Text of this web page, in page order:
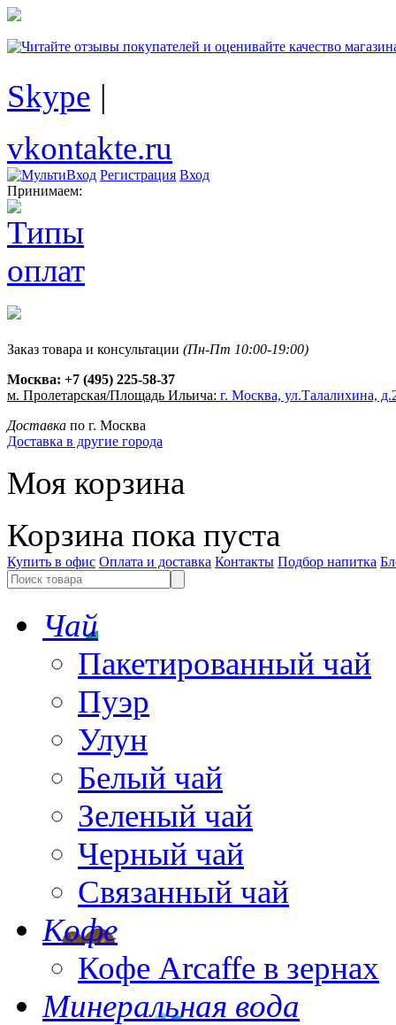
Skype |
vkontakte.ru
Регистрация Вход
Принимаем:
Заказ товара и консультации (Пн-Пт 10:00-19:00)
Москва: +7 (495) 225-58-37
м. Пролетарская/Площадь Ильича: г. Москва, ул.Талалихина,
Доставка по г. Москва
Доставка в другие города
Моя корзина
Корзина пока пуста
Купить в офис Оплата и доставка Контакты Подбор напитка
Чай
Пакетированный чай
Пуэр
Улун
Белый чай
Зеленый чай
Черный чай
Связанный чай
Кофе
Кофе Arcaffe в зернах
Минеральная вода